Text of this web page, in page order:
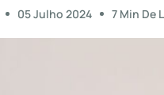
05 Julho 2024 7 Min De